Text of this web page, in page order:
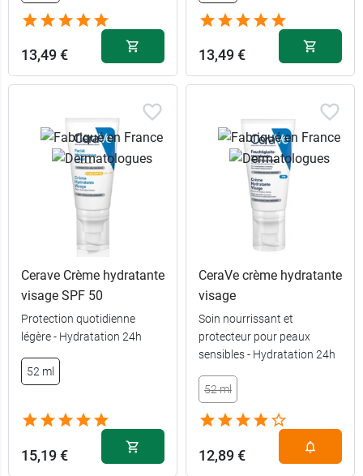
13,49 € 13,49 €
Cerave Crème hydratante
visage SPF 50
Protection quotidienne
légère - Hydratation 24h
52 ml
15,19 €
CeraVe crème hydratante
visage
Soin nourrissant et
protecteur pour peaux
sensibles - Hydratation 24h
52 ml
12,89 €